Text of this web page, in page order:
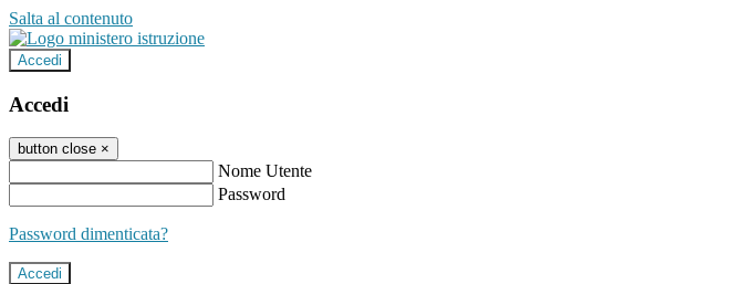
Salta al contenuto
Accedi
Accedi
button close ×
Nome Utente
Password
Password dimenticata?